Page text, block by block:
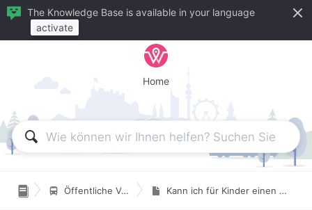
The Knowledge Base is available in your language
activate
Home
 Öffentliche Verkehrsmittel Kann ich für Kinder einen Sitzplatz reservieren?